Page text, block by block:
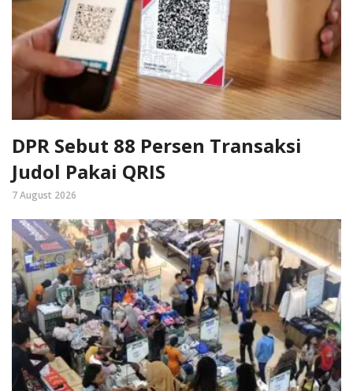
DPR Sebut 88 Persen Transaksi
Judol Pakai QRIS
7 August 2026